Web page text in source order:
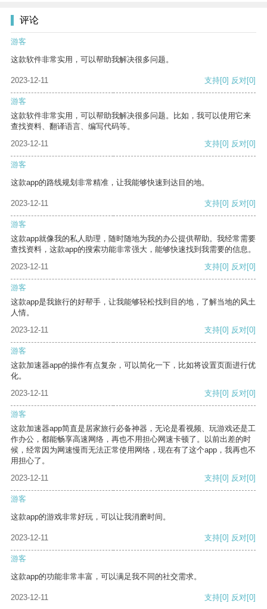
评论
游客
这款软件非常实用，可以帮助我解决很多问题。
2023-12-11 支持[0] 反对[0]
游客
这款软件非常实用，可以帮助我解决很多问题。比如，我可以使用它来
查找资料、翻译语言、编写代码等。
2023-12-11
支持[0] 反对[0]
游客
这款app的路线规划非常精准，让我能够快速到达目的地。
2023-12-11 支持[0] 反对[0]
游客
这款app就像我的私人助理，随时随地为我的办公提供帮助。我经常需要
查找资料，这款app的搜索功能非常强大，能够快速找到我需要的信息。
2023-12-11
支持[0] 反对[0]
游客
这款app是我旅行的好帮手，让我能够轻松找到目的地，了解当地的风土
人情。
2023-12-11
支持[0] 反对[0]
游客
这款加速器app的操作有点复杂，可以简化一下，比如将设置页面进行优
化。
2023-12-11
支持[0] 反对[0]
游客
这款加速器app简直是居家旅行必备神器，无论是看视频、玩游戏还是工
作办公，都能畅享高速网络，再也不用担心网速卡顿了。以前出差的时
候，经常因为网速慢而无法正常使用网络，现在有了这个app，我再也不
用担心了。
2023-12-11
支持[0] 反对[0]
游客
这款app的游戏非常好玩，可以让我消磨时间。
2023-12-11 支持[0] 反对[0]
游客
这款app的功能非常丰富，可以满足我不同的社交需求。
2023-12-11 支持[0] 反对[0]